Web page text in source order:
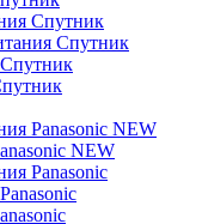
Спутник
Спутник
Panasonic NEW
NEW
Panasonic